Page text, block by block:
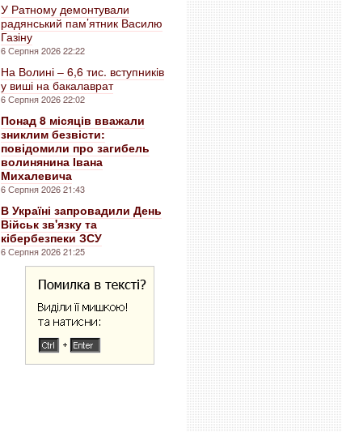
У Ратному демонтували
радянський пам’ятник Василю
Газіну
6 Серпня 2026 22:22
На Волині – 6,6 тис. вступників
у виші на бакалаврат
6 Серпня 2026 22:02
Понад 8 місяців вважали
зниклим безвісти:
повідомили про загибель
волинянина Івана
Михалевича
6 Серпня 2026 21:43
В Україні запровадили День
Військ зв'язку та
кібербезпеки ЗСУ
6 Серпня 2026 21:25